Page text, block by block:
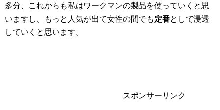
多分、これからも私はワークマンの製品を使っていくと思
いますし、もっと人気が出て女性の間でも定番として浸透
していくと思います。
スポンサーリンク